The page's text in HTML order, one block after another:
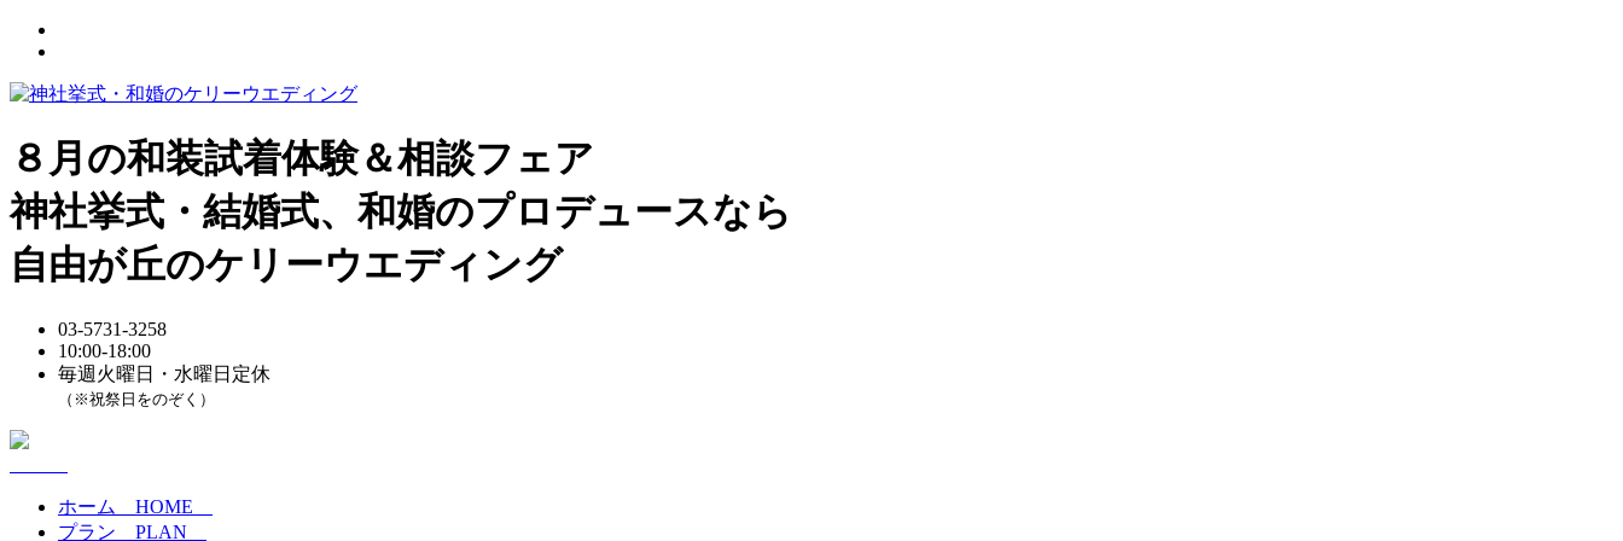
８月の和装試着体験＆相談フェア
神社挙式・結婚式、和婚のプロデュースなら
自由が丘のケリーウエディング
03-5731-3258
10:00-18:00
毎週火曜日・水曜日定休
（※祝祭日をのぞく）
ホーム HOME
プラン PLAN